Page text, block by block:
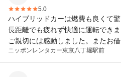
5.0
ハイブリッドカーは燃費も良くて
長距離でも疲れず快適に運転でき
ご親切には感動しました。またお
とうございました。
ニッポンレンタカー東京八丁堀駅前